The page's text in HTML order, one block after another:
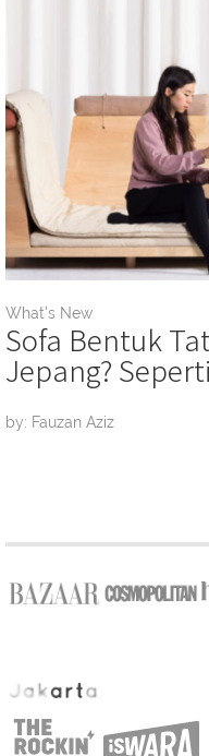
What's New
Sofa Bentuk
Jepang?
by: Fauzan Aziz